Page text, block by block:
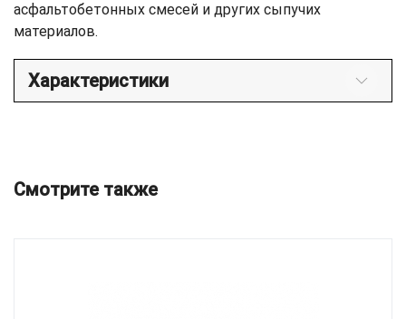
асфальтобетонных смесей и других сыпучих
материалов.
Характеристики
Смотрите также